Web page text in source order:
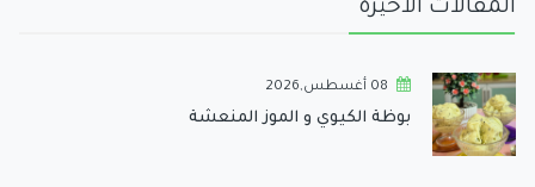
المقالات الأخيرة
08 أغسطس,2026
بوظة الكيوي و الموز المنعشة